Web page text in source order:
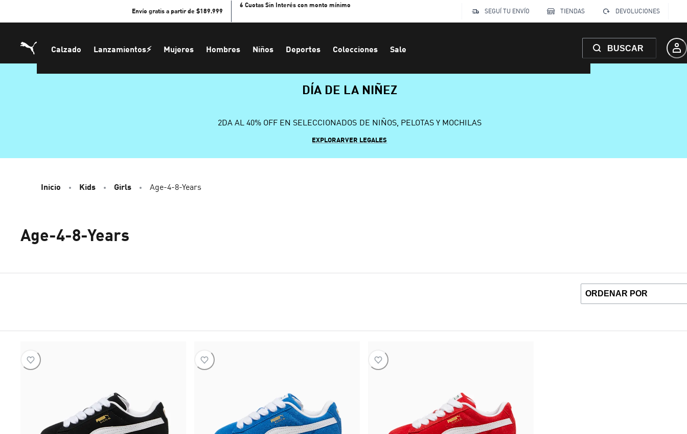
Envío gratis a partir de $189.999
6 Cuotas Sin Interés con monto mínimo
SEGUÍ TU ENVÍO
TIENDAS DEVOLUCIONES
Calzado Lanzamientos⚡ Mujeres Hombres Niños Deportes Colecciones Sale BUSCAR
DÍA DE LA NIÑEZ
2DA AL 40% OFF EN SELECCIONADOS DE NIÑOS, PELOTAS Y MOCHILAS
EXPLORARVER LEGALES
Inicio Kids Girls Age-4-8-Years
Age-4-8-Years